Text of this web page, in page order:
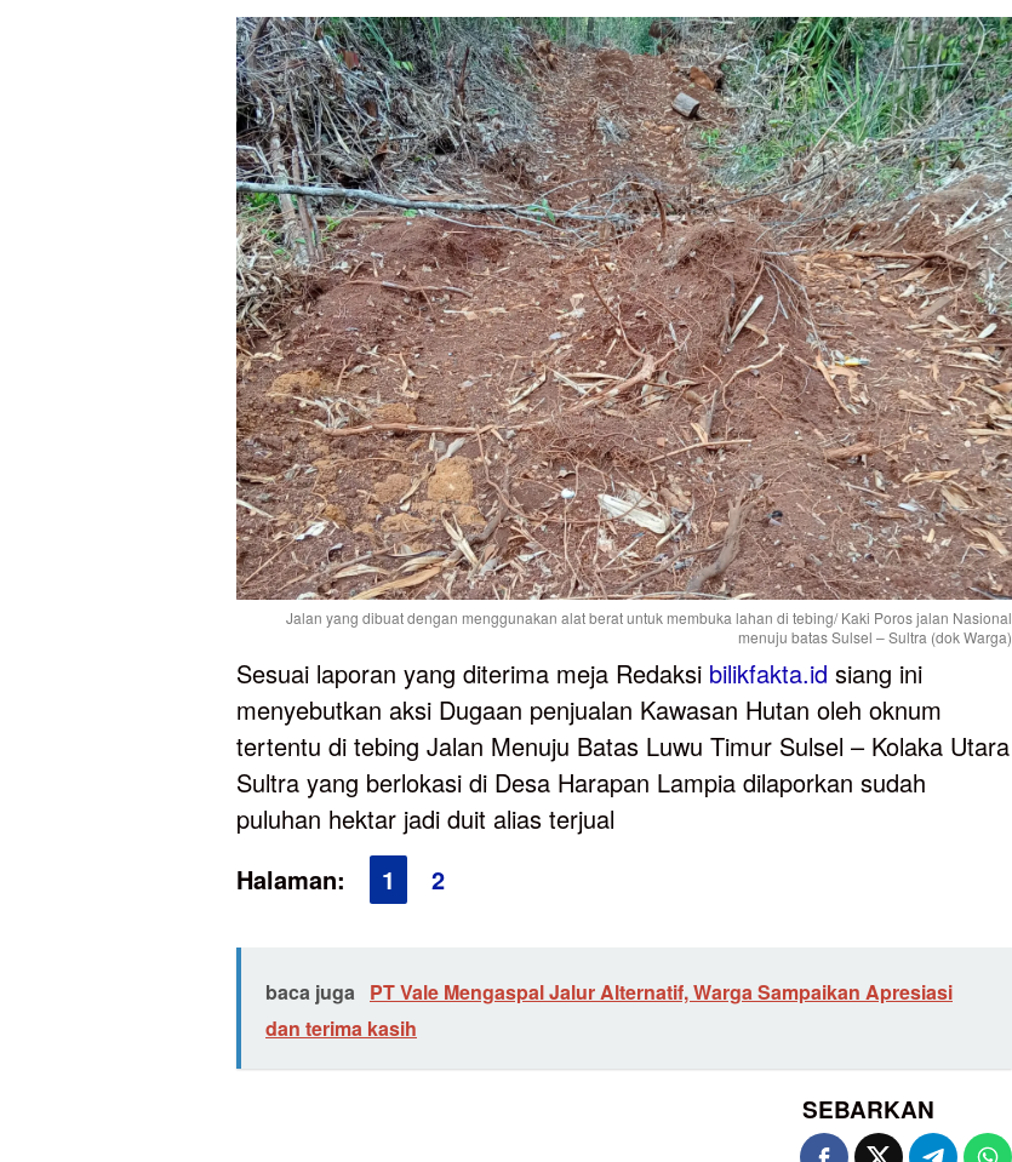
Jalan yang dibuat dengan menggunakan alat berat untuk membuka lahan di tebing/ Kaki Poros jalan Nasional
menuju batas Sulsel – Sultra (dok Warga)
Sesuai laporan yang diterima meja Redaksi bilikfakta.id siang ini
menyebutkan aksi Dugaan penjualan Kawasan Hutan oleh oknum
tertentu di tebing Jalan Menuju Batas Luwu Timur Sulsel – Kolaka Utara
Sultra yang berlokasi di Desa Harapan Lampia dilaporkan sudah
puluhan hektar jadi duit alias terjual
Halaman:
1 2
baca juga
PT Vale Mengaspal Jalur Alternatif, Warga Sampaikan Apresiasi
dan terima kasih
SEBARKAN